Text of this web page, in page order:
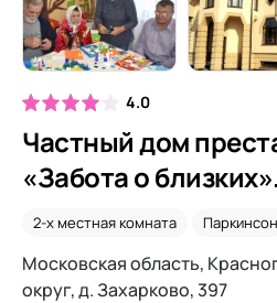
4.0
Частный дом
«Забота о близких»
Архангельское-1
2-х местная комната Паркинсон
Московская область,
округ, д. Захарково, 397